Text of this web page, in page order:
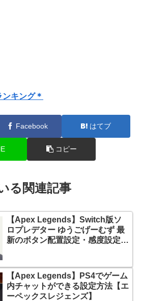
キング＊
Facebook はてブ
コピー
る関連記事
【Apex Legends】Switch版ソ
ロプレデター ゆうごげーむず 最
新のボタン配置設定・感度設定・
【Apex Legends】PS4でゲーム
内チャットができる設定方法【エ
ーペックスレジェンズ】